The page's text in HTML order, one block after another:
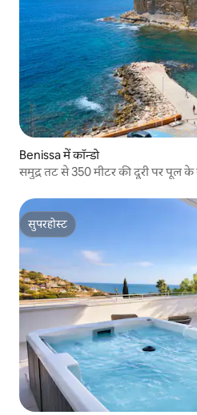
Benissa में कॉन्डो
समुद्र तट से 350 मीटर की दूरी पर पूल के
सुपरहोस्ट
सुपरहोस्ट